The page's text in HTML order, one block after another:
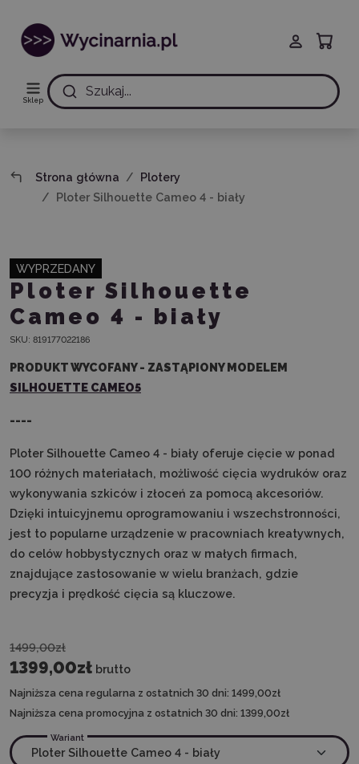
Sklep
Szukaj...
Strona główna
Plotery
Ploter Silhouette Cameo 4 - biały
WYPRZEDANY
Ploter Silhouette
Cameo 4 - biały
SKU: 819177022186
PRODUKT WYCOFANY - ZASTĄPIONY MODELEM
SILHOUETTE CAMEO5
----
Ploter Silhouette Cameo 4 - biały oferuje cięcie w ponad
100 różnych materiałach, możliwość cięcia wydruków oraz
wykonywania szkiców i złoceń za pomocą akcesoriów.
Dzięki intuicyjnemu oprogramowaniu i wszechstronności,
jest to popularne urządzenie w pracowniach kreatywnych,
do celów hobbystycznych oraz w małych firmach,
znajdujące zastosowanie w wielu branżach, gdzie
precyzja i prędkość cięcia są kluczowe.
1499,00zł
1399,00zł brutto
Najniższa cena regularna z ostatnich 30 dni: 1499,00zł
Najniższa cena promocyjna z ostatnich 30 dni: 1399,00zł
Wariant